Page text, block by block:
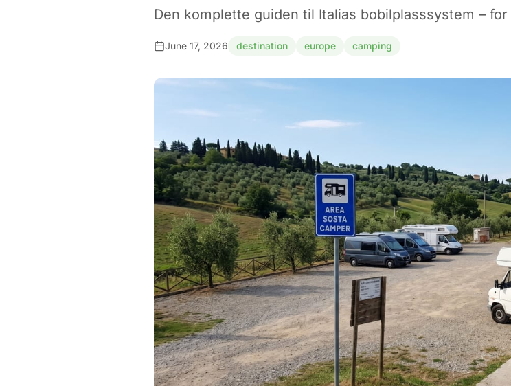
Den komplette guiden til Italias bobilplasssystem –
June 17, 2026 destination europe camping